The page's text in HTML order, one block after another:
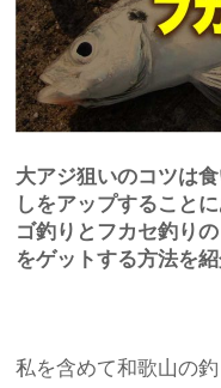
大アジ狙いのコツは
しをアップすること
ゴ釣りとフカセ釣り
をゲットする方法を
私を含めて和歌山の